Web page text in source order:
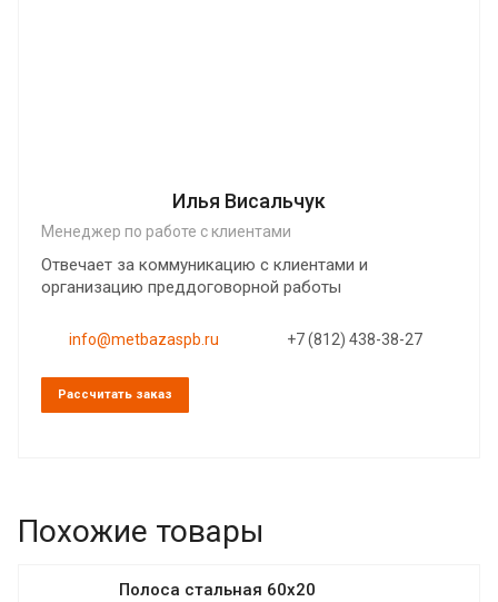
Илья Висальчук
Менеджер по работе с клиентами
Отвечает за коммуникацию с клиентами и
организацию преддоговорной работы
info@metbazaspb.ru +7 (812) 438-38-27
Рассчитать заказ
Похожие товары
Полоса стальная 60х20